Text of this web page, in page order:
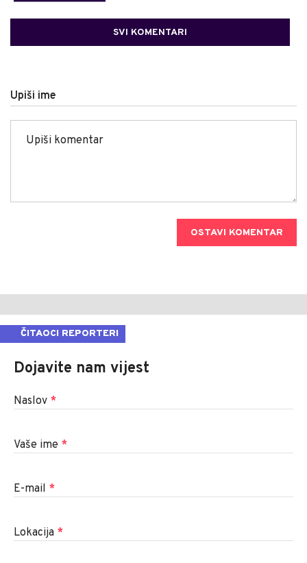
SVI KOMENTARI
Upiši ime
OSTAVI KOMENTAR
ČITAOCI REPORTERI
Dojavite nam vijest
Naslov *
Vaše ime *
E-mail *
Lokacija *